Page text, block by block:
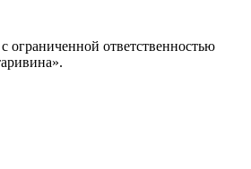
ограниченной ответственностью